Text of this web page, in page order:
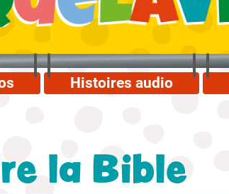
Histoires audio
la Bible